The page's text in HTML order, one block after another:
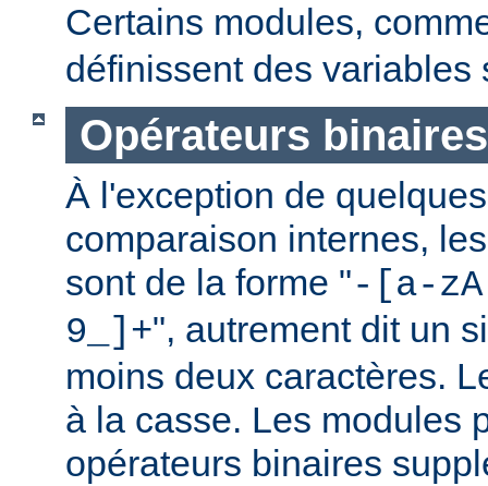
Certains modules,
définissent des variables
Opérateurs binaires
À l'exception de
comparaison internes,
sont de la forme "-[a-
9_]+", autrement dit un
moins deux caractères.
à la casse. Les modules
opérateurs binaires